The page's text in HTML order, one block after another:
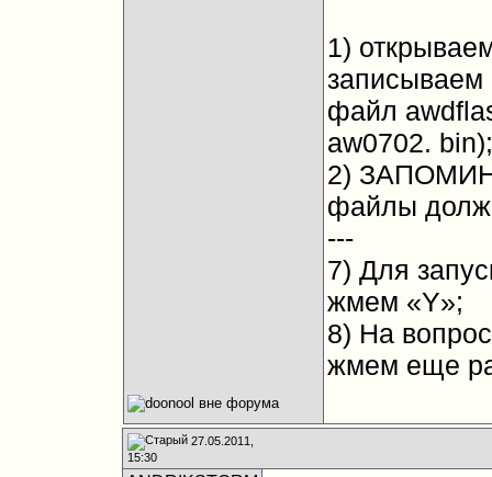
1)
записываем
файл
aw0702. bin);
2)
файлы
---
7) Для
жмем «Y»;
8) На
жмем еще
27.05.2011,
15:30